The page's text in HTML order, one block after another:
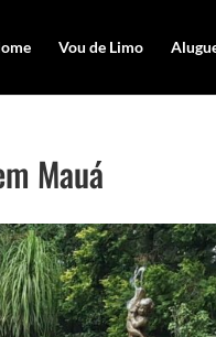
Vou de Limo
Mauá